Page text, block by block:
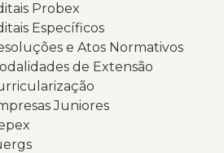
Probex
Específicos
e Atos Normativos
de Extensão
Juniores